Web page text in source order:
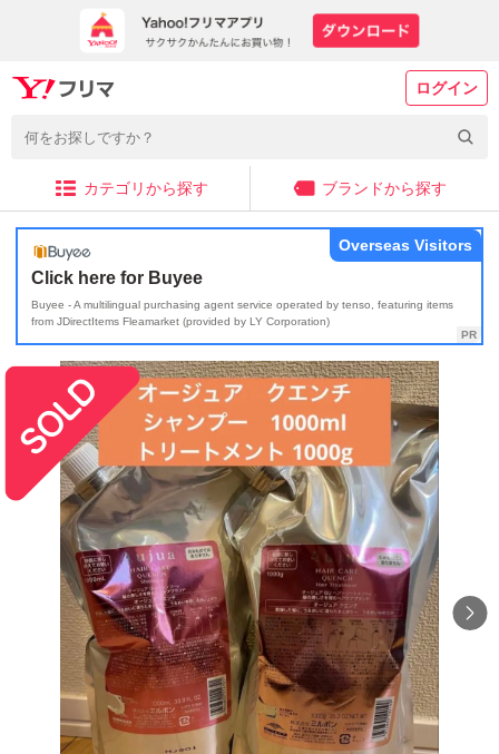
ログイン
カテゴリから探す ブランドから探す
Click here for Buyee
Buyee - A multilingual purchasing agent service operated by tenso, featuring items
from JDirectItems Fleamarket (provided by LY Corporation)
Overseas Visitors